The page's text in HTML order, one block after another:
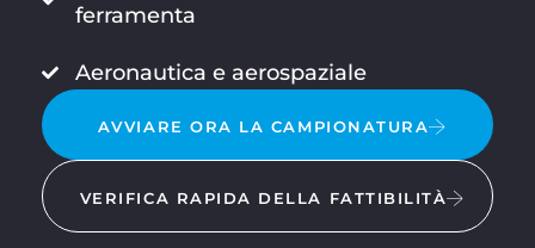
ferramenta
Aeronautica e aerospaziale
AVVIARE ORA LA CAMPIONATURA
VERIFICA RAPIDA DELLA FATTIBILITÀ